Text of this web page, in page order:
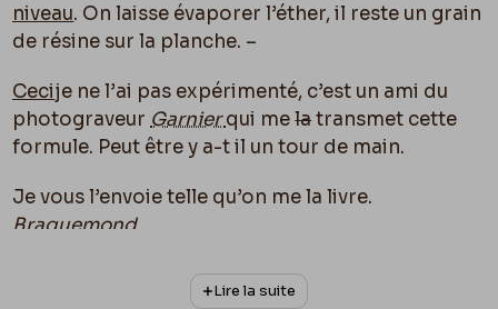
niveau. On laisse évaporer l’éther, il reste un grain
de résine sur la planche. –
Cecije ne l’ai pas expérimenté, c’est un ami du
photograveur Garnierqui melatransmet cette
formule. Peut être y a-t il un tour de main.
Je vous l’envoie telle qu’on me la livre.
Braquemond
Lire la suite